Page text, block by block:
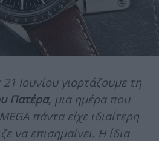
21 Ιουνίου γιορτάζουμε τη
Πατέρα, μια ημέρα που
πάντα είχε ιδιαίτερη
να επισημαίνει. Η ίδια